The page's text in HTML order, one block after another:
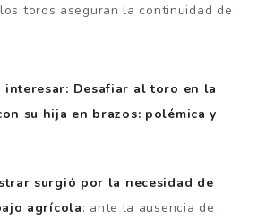
toros aseguran la continuidad de
interesar: Desafiar al toro en la
su hija en brazos: polémica y
surgió por la necesidad de
agrícola: ante la ausencia de